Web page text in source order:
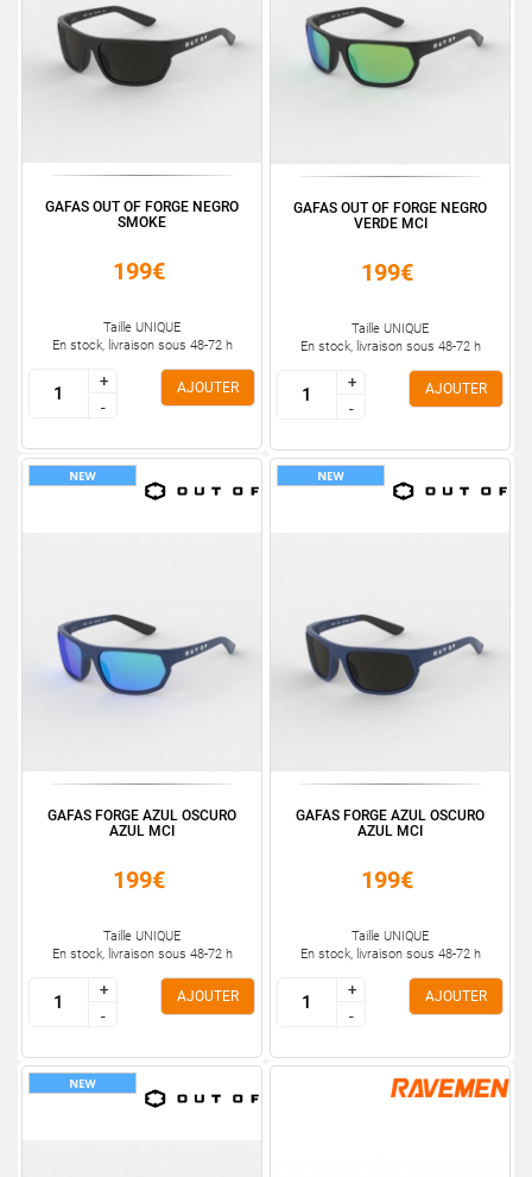
GAFAS OUT OF FORGE NEGRO
SMOKE
199€
Taille UNIQUE
En stock, livraison sous 48-72 h
+
-
+
-
AJOUTER
GAFAS OUT OF FORGE NEGRO
VERDE MCI
199€
Taille UNIQUE
En stock, livraison sous 48-72 h
+
-
+
-
AJOUTER
GAFAS FORGE AZUL OSCURO
AZUL MCI
199€
Taille UNIQUE
En stock, livraison sous 48-72 h
+
-
+
-
AJOUTER
GAFAS FORGE AZUL OSCURO
AZUL MCI
199€
Taille UNIQUE
En stock, livraison sous 48-72 h
+
-
+
-
AJOUTER